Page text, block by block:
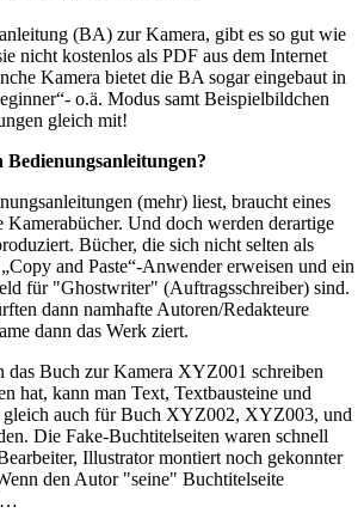
(BA) zur Kamera, gibt es so gut wie
nicht kostenlos als PDF aus dem Internet
Kamera bietet die BA sogar eingebaut in
o.ä. Modus samt Beispielbildchen
gleich mit!
Bedienungsanleitungen?
(mehr) liest, braucht eines
Kamerabücher. Und doch werden derartige
Bücher, die sich nicht selten als
and Paste“-Anwender erweisen und ein
für "Ghostwriter" (Auftragsschreiber) sind.
dann namhafte Autoren/Redakteure
dann das Werk ziert.
das Buch zur Kamera XYZ001 schreiben
hat, kann man Text, Textbausteine und
auch für Buch XYZ002, XYZ003, und
Die Fake-Buchtitelseiten waren schnell
Illustrator montiert noch gekonnter
den Autor "seine" Buchtitelseite